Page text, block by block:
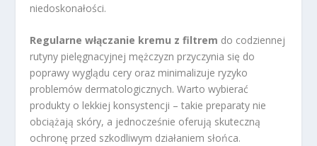
niedoskonałości.
Regularne włączanie kremu z filtrem do codziennej
rutyny pielęgnacyjnej mężczyzn przyczynia się do
poprawy wyglądu cery oraz minimalizuje ryzyko
problemów dermatologicznych. Warto wybierać
produkty o lekkiej konsystencji – takie preparaty nie
obciążają skóry, a jednocześnie oferują skuteczną
ochronę przed szkodliwym działaniem słońca.